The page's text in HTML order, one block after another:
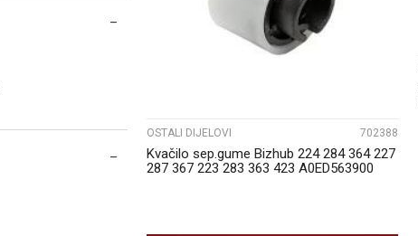
OSTALI DIJELOVI 702388
Kvačilo sep.gume Bizhub 224 284 364 227
287 367 223 283 363 423 A0ED563900